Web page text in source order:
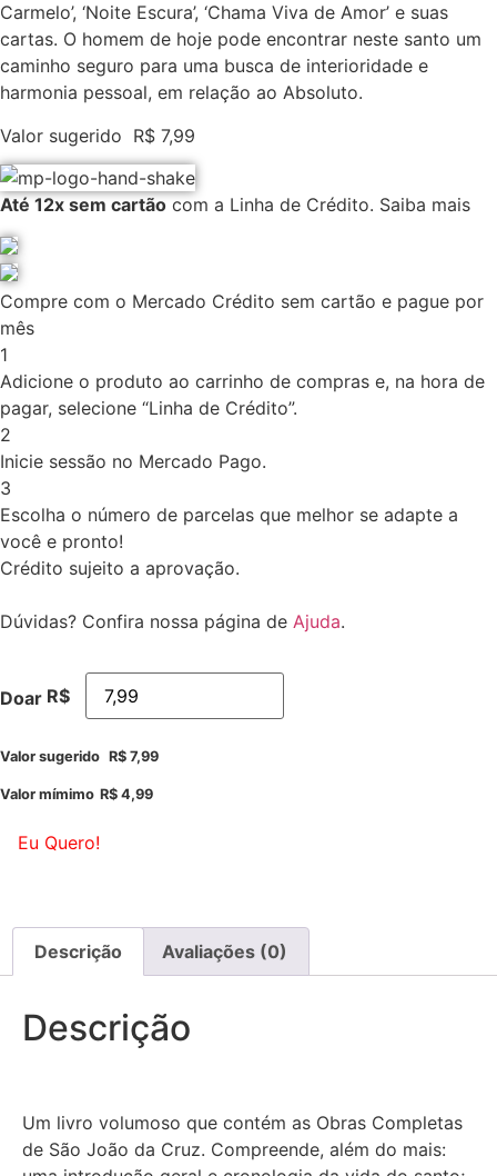
Carmelo’, ‘Noite Escura’, ‘Chama Viva de Amor’ e suas
cartas. O homem de hoje pode encontrar neste santo um
caminho seguro para uma busca de interioridade e
harmonia pessoal, em relação ao Absoluto.
Valor sugerido R$ 7,99
Até 12x sem cartão com a Linha de Crédito. Saiba mais
Compre com o Mercado Crédito sem cartão e pague por
mês
1
Adicione o produto ao carrinho de compras e, na hora de
pagar, selecione “Linha de Crédito”.
2
Inicie sessão no Mercado Pago.
3
Escolha o número de parcelas que melhor se adapte a
você e pronto!
Crédito sujeito a aprovação.
Dúvidas? Confira nossa página de Ajuda.
Doar R$
Valor sugerido R$ 7,99
Valor mímimo R$ 4,99
Eu Quero!
Descrição Avaliações (0)
Descrição
Um livro volumoso que contém as Obras Completas
de São João da Cruz. Compreende, além do mais: